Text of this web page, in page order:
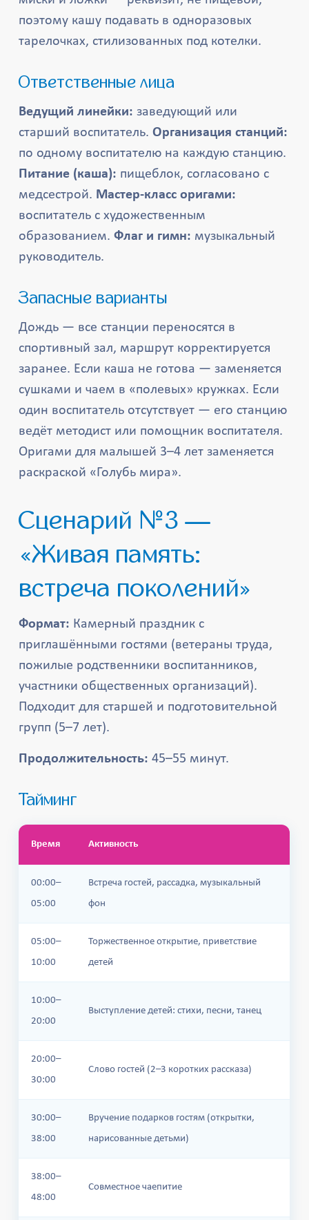
поэтому кашу подавать в одноразовых
тарелочках, стилизованных под котелки.
Ответственные лица
Ведущий линейки: заведующий или
старший воспитатель.Организация станций:
по одному воспитателю на каждую станцию.
Питание (каша): пищеблок, согласовано с
медсестрой. Мастер-класс оригами:
воспитатель с художественным
образованием.Флаг и гимн: музыкальный
руководитель.
Запасные варианты
Дождь — все станции переносятся в
спортивный зал, маршрут корректируется
заранее. Если каша не готова — заменяется
сушками и чаем в «полевых» кружках. Если
один воспитатель отсутствует — его станцию
ведёт методист или помощник воспитателя.
Оригами для малышей 3–4 лет заменяется
раскраской «Голубь мира».
Сценарий №3 —
«Живая память:
встреча поколений»
Формат: Камерный праздник с
приглашёнными гостями (ветераны труда,
пожилые родственники воспитанников,
участники общественных организаций).
Подходит для старшей и подготовительной
групп (5–7 лет).
Продолжительность: 45–55 минут.
Тайминг
Время Активность
00:00–
05:00
Встреча гостей, рассадка, музыкальный
фон
05:00–
10:00
Торжественное открытие, приветствие
детей
10:00–
20:00
Выступление детей: стихи, песни, танец
20:00–
30:00
Слово гостей (2–3 коротких рассказа)
30:00–
38:00
Вручение подарков гостям (открытки,
нарисованные детьми)
38:00–
48:00
Совместное чаепитие